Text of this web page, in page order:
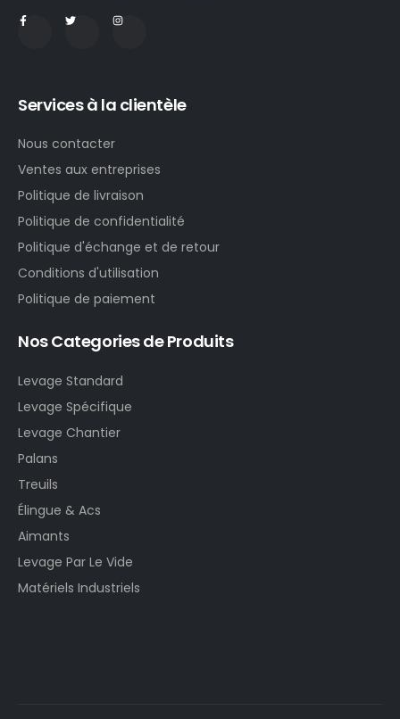
Services à la clientèle
Nous contacter
Ventes aux entreprises
Politique de livraison
Politique de confidentialité
Politique d'échange et de retour
Conditions d'utilisation
Politique de paiement
Nos Categories de Produits
Levage Standard
Levage Spécifique
Levage Chantier
Palans
Treuils
Élingue & Acs
Aimants
Levage Par Le Vide
Matériels Industriels